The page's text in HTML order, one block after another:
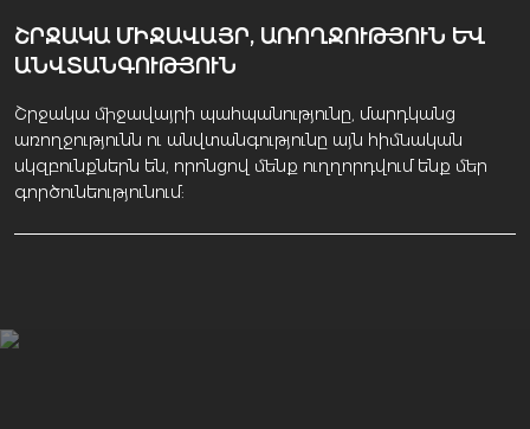
ՇՐՋԱԿԱ ՄԻՋԱՎԱՅՐ, ԱՌՈՂՋՈՒԹՅՈՒՆ ԵՎ
ԱՆՎՏԱՆԳՈՒԹՅՈՒՆ
Շրջակա միջավայրի պահպանությունը, մարդկանց
առողջությունն ու անվտանգությունը այն հիմնական
սկզբունքներն են, որոնցով մենք ուղղորդվում ենք մեր
գործունեությունում: